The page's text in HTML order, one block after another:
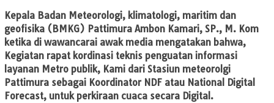
Kepala Badan Meteorologi, klimatologi, maritim dan
geofisika (BMKG) Pattimura Ambon Kamari, SP., M. Kom
ketika di wawancarai awak media mengatakan bahwa,
Kegiatan rapat kordinasi teknis penguatan informasi
layanan Metro publik, Kami dari Stasiun meteorolgi
Pattimura sebagai Koordinator NDF atau National Digital
Forecast, untuk perkiraan cuaca secara Digital.